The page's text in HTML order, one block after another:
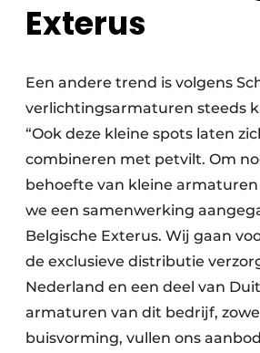
Exterus
Een andere trend is volgens
verlichtingsarmaturen steeds
“Ook deze kleine spots laten
combineren met petvilt. Om
behoefte van kleine armaturen
we een samenwerking
Belgische Exterus. Wij gaan
de exclusieve distributie
Nederland en een deel van
armaturen van dit bedrijf,
buisvorming, vullen ons